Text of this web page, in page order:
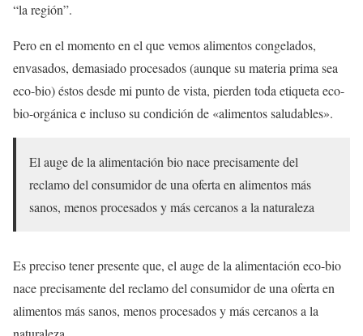
“la región”.
Pero en el momento en el que vemos alimentos congelados,
envasados, demasiado procesados (aunque su materia prima sea
eco-bio) éstos desde mi punto de vista, pierden toda etiqueta eco-
bio-orgánica e incluso su condición de «alimentos saludables».
El auge de la alimentación bio nace precisamente del
reclamo del consumidor de una oferta en alimentos más
sanos, menos procesados y más cercanos a la naturaleza
Es preciso tener presente que, el auge de la alimentación eco-bio
nace precisamente del reclamo del consumidor de una oferta en
alimentos más sanos, menos procesados y más cercanos a la